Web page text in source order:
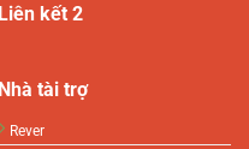
Liên kết 2
Nhà tài trợ
Rever